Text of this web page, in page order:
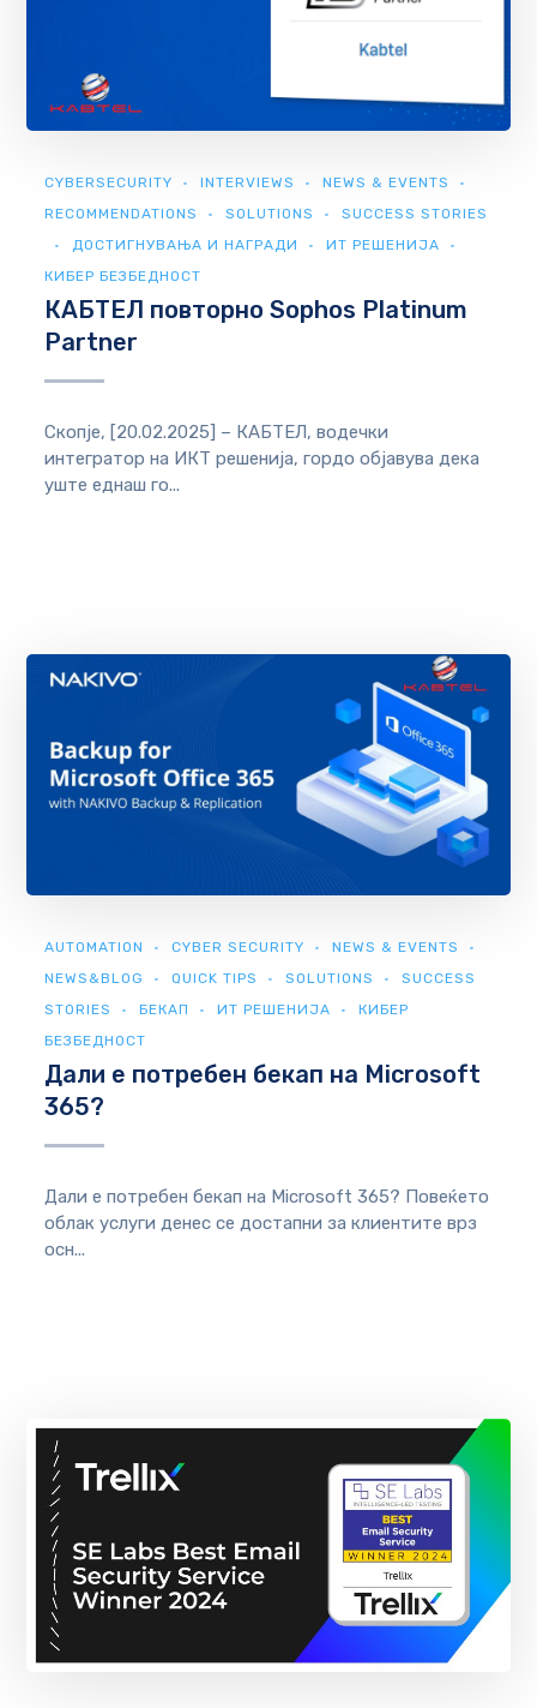
CYBERSECURITY INTERVIEWS
NEWS & EVENTS
RECOMMENDATIONS
SOLUTIONS
SUCCESS STORIES
ДОСТИГНУВАЊА И НАГРАДИ
ИТ РЕШЕНИЈА
КИБЕР БЕЗБЕДНОСТ
КАБТЕЛ повторно Sophos Platinum
Partner
Скопје, [20.02.2025] – КАБТЕЛ, водечки
интегратор на ИКТ решенија, гордо објавува дека
уште еднаш го...
AUTOMATION CYBER SECURITY
NEWS & EVENTS
NEWS&BLOG
QUICK TIPS SOLUTIONS
SUCCESS
STORIES
БЕКАП ИТ РЕШЕНИЈА
КИБЕР
БЕЗБЕДНОСТ
Дали е потребен бекап на Microsoft
365?
Дали е потребен бекап на Microsoft 365? Повеќето
облак услуги денес се достапни за клиентите врз
осн...